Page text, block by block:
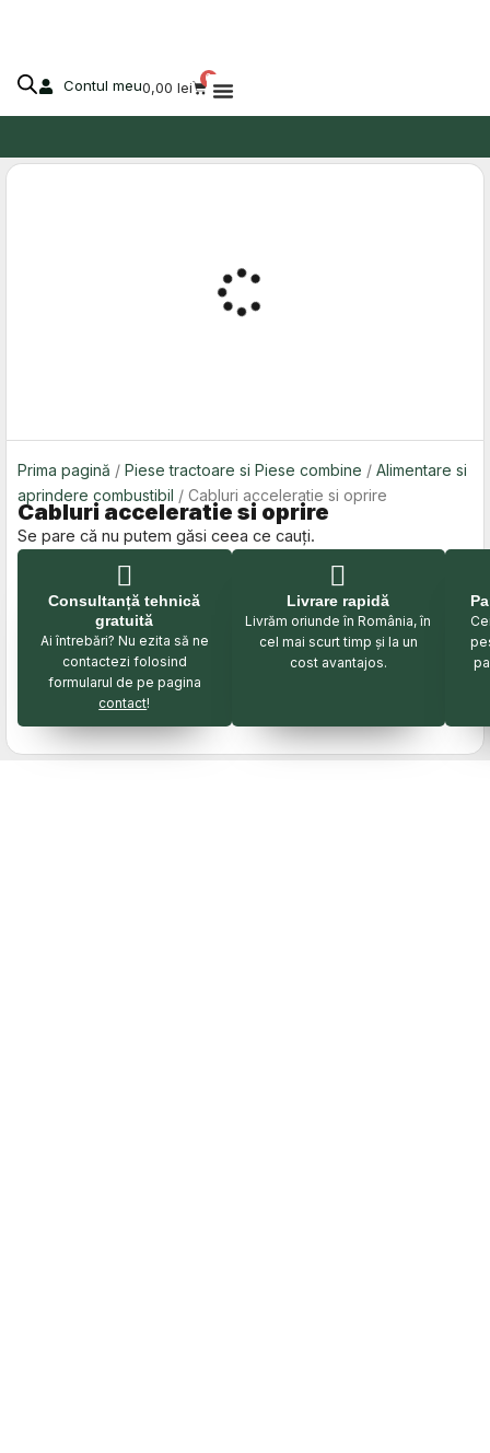
Contul meu0,00 lei
0
Cart
Prima pagină / Piese tractoare si Piese combine / Alimentare si
aprindere combustibil / Cabluri acceleratie si oprire
Cabluri acceleratie si oprire
Se pare că nu putem găsi ceea ce cauți.
Consultanță tehnică
gratuită
Ai întrebări? Nu ezita să ne
contactezi folosind
formularul de pe pagina
contact!
Livrare rapidă
Livrăm oriunde în România, în
cel mai scurt timp și la un
cost avantajos.